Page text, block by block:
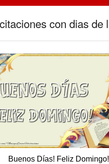
con dias
Buenos Días! Feliz Domingo!